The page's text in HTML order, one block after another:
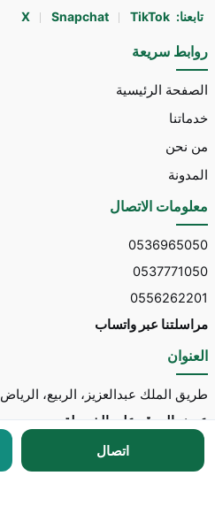
تابعنا: X Snapchat TikTok
روابط سريعة
الصفحة الرئيسية
خدماتنا
من نحن
المدونة
معلومات الاتصال
0536965050
0537771050
0556262201
مراسلتنا عبر واتساب
العنوان
طريق الملك عبدالعزيز، الربيع، الرياض
عرض الموقع على الخريطة
اتصال